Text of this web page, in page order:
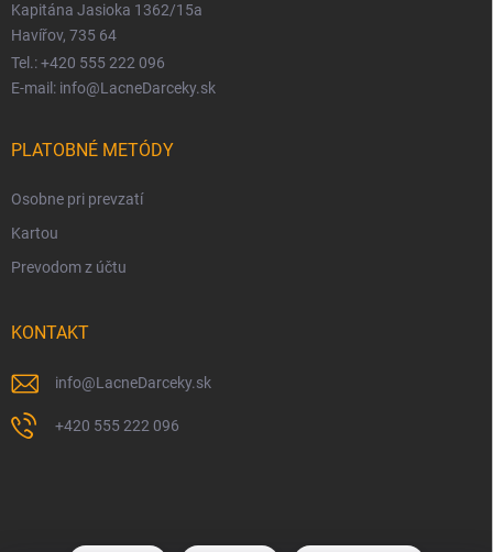
Kapitána Jasioka 1362/15a
Havířov, 735 64
Tel.: +420 555 222 096
E-mail: info@LacneDarceky.sk
PLATOBNÉ METÓDY
Osobne pri prevzatí
Kartou
Prevodom z účtu
KONTAKT
info@LacneDarceky.sk
+420 555 222 096